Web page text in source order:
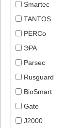
Smartec
TANTOS
PERCo
ЭРА
Parsec
Rusguard
BioSmart
Gate
J2000